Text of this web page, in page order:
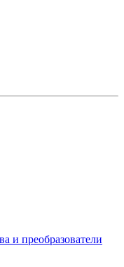
и преобразователи